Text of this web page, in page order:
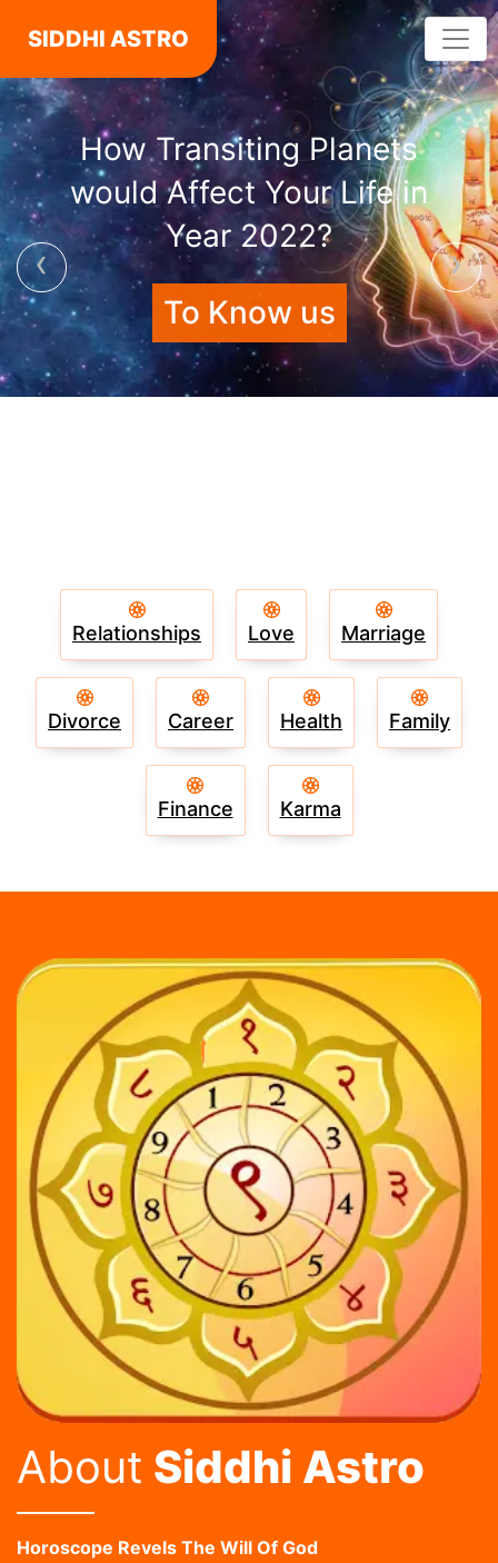
SIDDHI ASTRO
How Transiting Planets
would Affect Your Life in
Year 2022?
To Know us
‹ ›
Relationships Love Marriage
Divorce Career Health Family
Finance Karma
About Siddhi Astro
Horoscope Revels The Will Of God